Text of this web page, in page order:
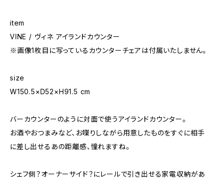
item
VINE / ヴィネ アイランドカウンター
※画像1枚目に写っているカウンターチェアは付属いたしません。
size
W150.5×D52×H91.5 cm
バーカウンターのように対面で使うアイランドカウンター。
お酒やおつまみなど、お喋りしながら用意したものをすぐに相手
に差し出せるあの距離感、憧れますね。
シェフ側？オーナーサイド？にレールで引き出せる家電収納があ